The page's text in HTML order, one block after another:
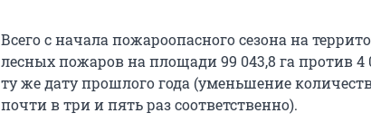
Всего с начала пожароопасного сезона на
лесных пожаров на площади 99 043,8 га против 4
ту же дату прошлого года (уменьшение
почти в три и пять раз соответственно).